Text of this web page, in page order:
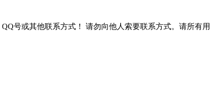
号或其他联系方式！ 请勿向他人索要联系方式。请所有用